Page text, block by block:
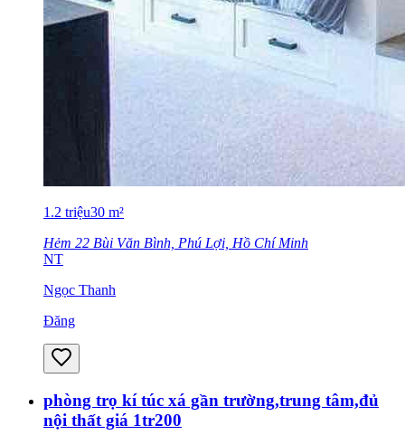
1.2 triệu30 m²
Hẻm 22 Bùi Văn Bình, Phú Lợi, Hồ Chí Minh
NT
Ngọc Thanh
Đăng
phòng trọ kí túc xá gần trường,trung tâm,đủ
nội thất giá 1tr200